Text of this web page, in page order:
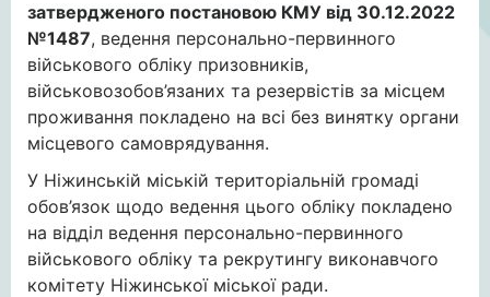
затвердженого постановою КМУ від 30.12.2022
№1487, ведення персонально-первинного
військового обліку призовників,
військовозобов’язаних та резервістів за місцем
проживання покладено на всі без винятку органи
місцевого самоврядування.
У Ніжинській міській територіальній громаді
обов’язок щодо ведення цього обліку покладено
на відділ ведення персонально-первинного
військового обліку та рекрутингу виконавчого
комітету Ніжинської міської ради.